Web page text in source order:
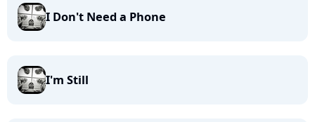
I Don't Need a Phone
I'm Still